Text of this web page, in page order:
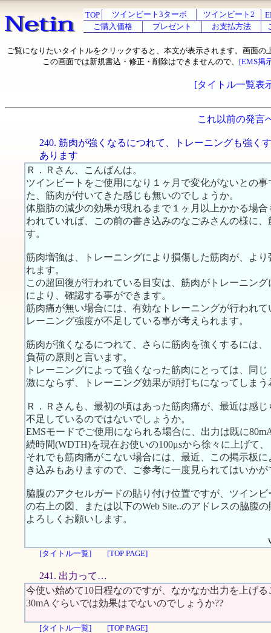
TOP ツインビート3ターボ ツインビート2
ご購入価格
プレゼント お支払方法
ご覧になりたいタイトルをクリックすると、本文が表示されます。画面の
この画面では新規書込・修正・削除はできませんので、 [EMS掲
[タイトル一覧表
これ以前の発言
240. 筋肉が強くなるにつれて、トレーニングも強く
あります
Ｒ．Ｒさん、こんばんは。
ツインビートをご使用になり１ヶ月で変化がないとの
た、筋肉が付いてきた感じも無いのでしょうか。
体脂肪の減少の効果が現れるまで１ヶ月以上かかる場
われていれば、この前の書き込みのなごみさんの様に
す。
筋肉増強は、トレーニングにより損傷した筋肉が、よ
れます。
この超回復が行われている目安は、筋肉がトレーニン
により、確認する事ができます。
筋肉痛が無い場合には、有効なトレーニングが行われ
レーニング強度が不足している事が考えられます。
筋肉が強くなるにつれて、さらに筋肉を強くするには
負荷の原則と言います。
トレーニングによって強くなった筋肉にとっては、同
激にならず、トレーニング効果が頭打ちになってしまう
Ｒ．Ｒさんも、最初の頃はあった筋肉痛が、最近は感
不足しているのではないでしょうか。
EMSモードでご使用になられる場合に、出力は既に
続時間(WDTH)を現在お使いの100μsから徐々に上げて
それでも筋肉痛がこない場合には、最近、この掲示板
き込みもありますので、ご参考に一度見られてはいか
脇腹のアクセルガードの貼り付け位置ですが、ツイン
の右上の図、または以下のWeb Site..のアドレスの脇腹
よろしくお願いします。
[タイトル一覧]
[TOP PAGE]
241. 出力って…
今使い始めて10日程なのですが、なかなか出力を上げ
30mAぐらいでは効果はでないのでしょうか??
[タイトル一覧] [TOP PAGE]